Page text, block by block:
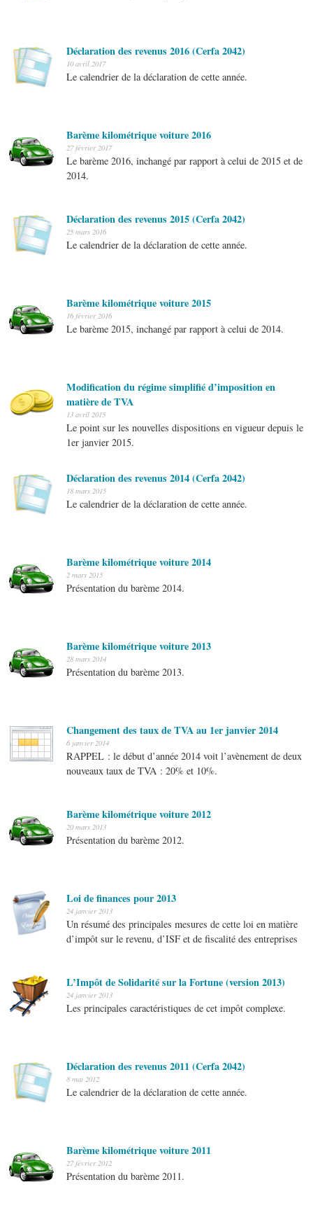
Déclaration des revenus 2016 (Cerfa 2042)
10 avril 2017
Le calendrier de la déclaration de cette année.
Barème kilométrique voiture 2016
27 février 2017
Le barème 2016, inchangé par rapport à celui de 2015 et de
2014.
Déclaration des revenus 2015 (Cerfa 2042)
25 mars 2016
Le calendrier de la déclaration de cette année.
Barème kilométrique voiture 2015
16 février 2016
Le barème 2015, inchangé par rapport à celui de 2014.
Modification du régime simplifié d’imposition en
matière de TVA
13 avril 2015
Le point sur les nouvelles dispositions en vigueur depuis le
1er janvier 2015.
Déclaration des revenus 2014 (Cerfa 2042)
18 mars 2015
Le calendrier de la déclaration de cette année.
Barème kilométrique voiture 2014
2 mars 2015
Présentation du barème 2014.
Barème kilométrique voiture 2013
28 mars 2014
Présentation du barème 2013.
Changement des taux de TVA au 1er janvier 2014
6 janvier 2014
RAPPEL : le début d’année 2014 voit l’avènement de deux
nouveaux taux de TVA : 20% et 10%.
Barème kilométrique voiture 2012
20 mars 2013
Présentation du barème 2012.
Loi de finances pour 2013
24 janvier 2013
Un résumé des principales mesures de cette loi en matière
d’impôt sur le revenu, d’ISF et de fiscalité des entreprises
L’Impôt de Solidarité sur la Fortune (version 2013)
24 janvier 2013
Les principales caractéristiques de cet impôt complexe.
Déclaration des revenus 2011 (Cerfa 2042)
8 mai 2012
Le calendrier de la déclaration de cette année.
Barème kilométrique voiture 2011
27 février 2012
Présentation du barème 2011.